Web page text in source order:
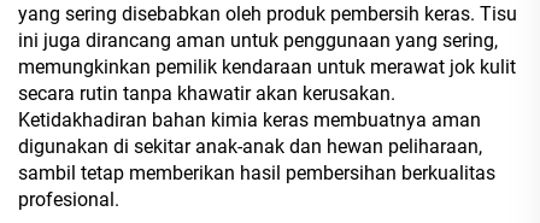
yang sering disebabkan oleh produk pembersih keras. Tisu
ini juga dirancang aman untuk penggunaan yang sering,
memungkinkan pemilik kendaraan untuk merawat jok kulit
secara rutin tanpa khawatir akan kerusakan.
Ketidakhadiran bahan kimia keras membuatnya aman
digunakan di sekitar anak-anak dan hewan peliharaan,
sambil tetap memberikan hasil pembersihan berkualitas
profesional.